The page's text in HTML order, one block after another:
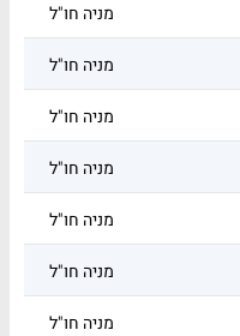
מניה חו"ל
מניה חו"ל
מניה חו"ל
מניה חו"ל
מניה חו"ל
מניה חו"ל
מניה חו"ל